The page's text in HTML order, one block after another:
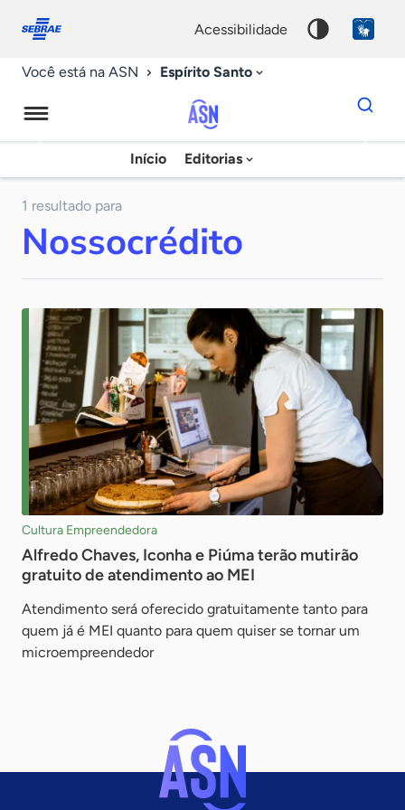
conosco
acessibilidade
Você está na ASN Espírito Santo
Agência
Sebrae
Notícias
Início Editorias
Dados
para
chave
1 resultado para
Nossocrédito
Cultura Empreendedora
Alfredo Chaves, Iconha e Piúma terão mutirão
gratuito de atendimento ao MEI
Atendimento será oferecido gratuitamente tanto para
quem já é MEI quanto para quem quiser se tornar um
microempreendedor